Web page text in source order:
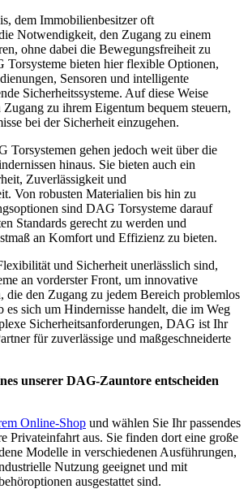
dem Immobilienbesitzer oft
Notwendigkeit, den Zugang zu einem
ohne dabei die Bewegungsfreiheit zu
Torsysteme bieten hier flexible Optionen,
Sensoren und intelligente
Sicherheitssysteme. Auf diese Weise
zu ihrem Eigentum bequem steuern,
bei der Sicherheit einzugehen.
Torsystemen gehen jedoch weit über die
hinaus. Sie bieten auch ein
Zuverlässigkeit und
Von robusten Materialien bis hin zu
sind DAG Torsysteme darauf
Standards gerecht zu werden und
an Komfort und Effizienz zu bieten.
und Sicherheit unerlässlich sind,
an vorderster Front, um innovative
die den Zugang zu jedem Bereich problemlos
es sich um Hindernisse handelt, die im Weg
Sicherheitsanforderungen, DAG ist Ihr
für zuverlässige und maßgeschneiderte
unserer DAG-Zauntore entscheiden
Online-Shop und wählen Sie Ihr passendes
Privateinfahrt aus. Sie finden dort eine große
Modelle in verschiedenen Ausführungen,
Nutzung geeignet und mit
ausgestattet sind.